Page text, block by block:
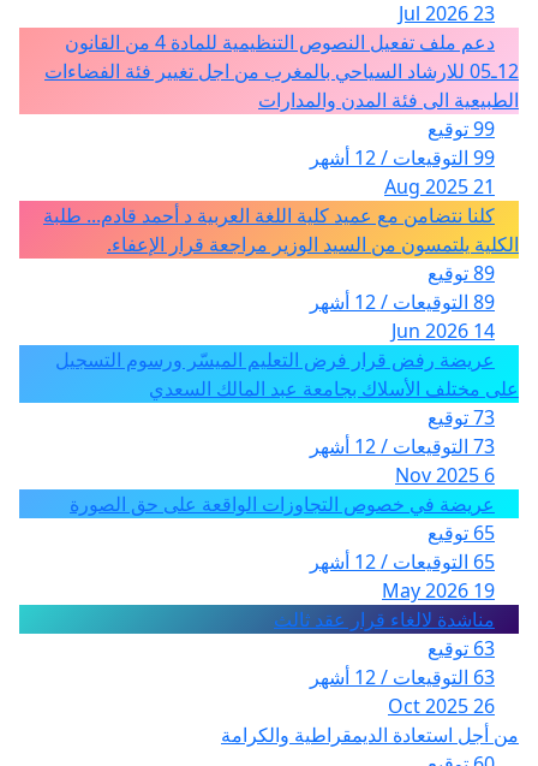
23 Jul 2026
دعم ملف تفعيل النصوص التنظيمية للمادة 4 من القانون
12ـ05 للارشاد السياحي بالمغرب من اجل تغيير فئة الفضاءات
الطبيعية الى فئة المدن والمدارات
99 توقيع
99 التوقيعات / 12 أشهر
21 Aug 2025
كلنا نتضامن مع عميد كلية اللغة العربية د أحمد قادم... طلبة
الكلية يلتمسون من السيد الوزير مراجعة قرار الإعفاء.
89 توقيع
89 التوقيعات / 12 أشهر
14 Jun 2026
عريضة رفض قرار فرض التعليم الميسّر ورسوم التسجيل
على مختلف الأسلاك بجامعة عبد المالك السعدي
73 توقيع
73 التوقيعات / 12 أشهر
6 Nov 2025
عريضة في خصوص التجاوزات الواقعة على حق الصورة
65 توقيع
65 التوقيعات / 12 أشهر
19 May 2026
مناشدة لالغاء قرار عقد ثالث
63 توقيع
63 التوقيعات / 12 أشهر
26 Oct 2025
من أجل استعادة الديمقراطية والكرامة